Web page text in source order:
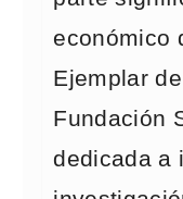
económico
Ejemplar
Fundación
dedicada a